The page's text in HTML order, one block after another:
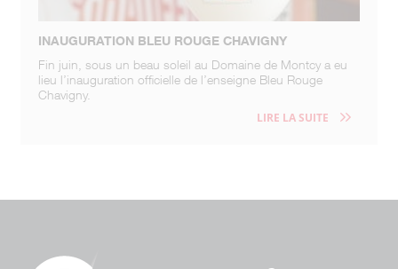
INAUGURATION BLEU ROUGE CHAVIGNY
Fin juin, sous un beau soleil au Domaine de Montcy a eu
lieu l’inauguration officielle de l’enseigne Bleu Rouge
Chavigny.
LIRE LA SUITE